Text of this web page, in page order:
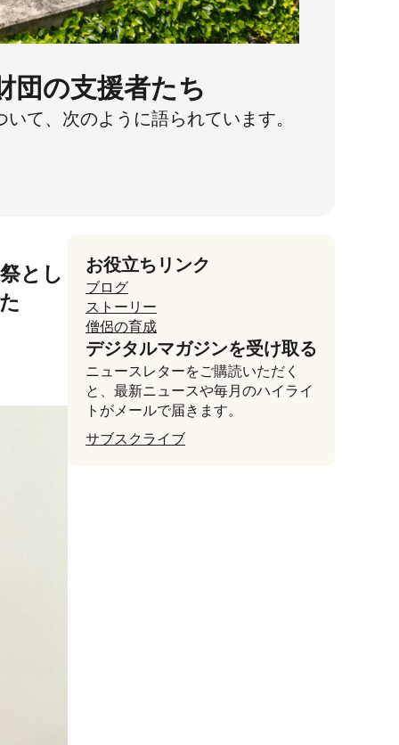
団の支援者たち
て、次のように語られています。
とし
お役立ちリンク
ブログ
ストーリー
僧侶の育成
デジタルマガジンを受け取る
ニュースレターをご購読いただく
と、最新ニュースや毎月のハイライ
トがメールで届きます。
サブスクライブ